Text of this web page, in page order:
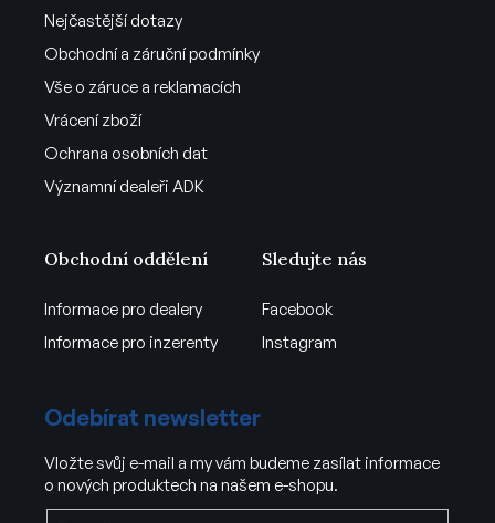
Nejčastější dotazy
Obchodní a záruční podmínky
Vše o záruce a reklamacích
Vrácení zboží
Ochrana osobních dat
Významní dealeři ADK
Obchodní oddělení
Informace pro dealery
Informace pro inzerenty
Sledujte nás
Facebook
Instagram
Odebírat newsletter
Vložte svůj e-mail a my vám budeme zasílat informace
o nových produktech na našem e-shopu.